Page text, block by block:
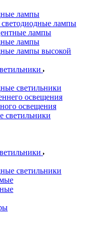
лампы
лампы
лампы
лампы
лампы высокой
светильники
освещения
освещения
светильники
светильники